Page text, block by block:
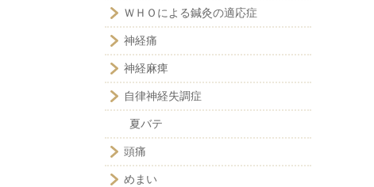
ＷＨＯによる鍼灸の適応症
神経痛
神経麻痺
自律神経失調症
夏バテ
頭痛
めまい